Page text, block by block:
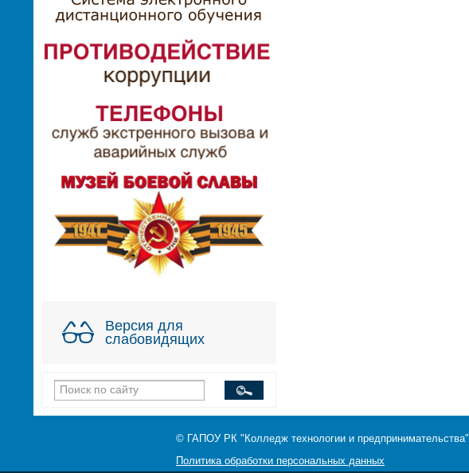
Версия для
слабовидящих
© ГАПОУ РК "Колледж технологии и предпринимательства"
Политика обработки персональных данных